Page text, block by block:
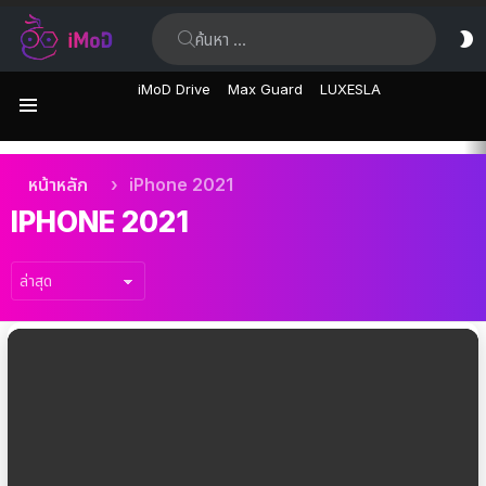
iMoD Drive Max Guard LUXESLA
เรื่อง
ล่าสุด
คุณอยู่ที่นี่:
หน้าหลัก iPhone 2021
IPHONE 2021
เรื่อง